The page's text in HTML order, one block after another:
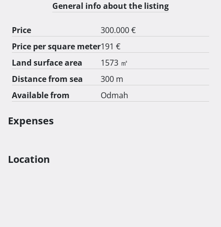
General info about the listing
Price
300.000 €
Price per square meter191 €
Land surface area
1573 ㎡
Distance from sea
300 m
Available from
Odmah
Expenses
Location